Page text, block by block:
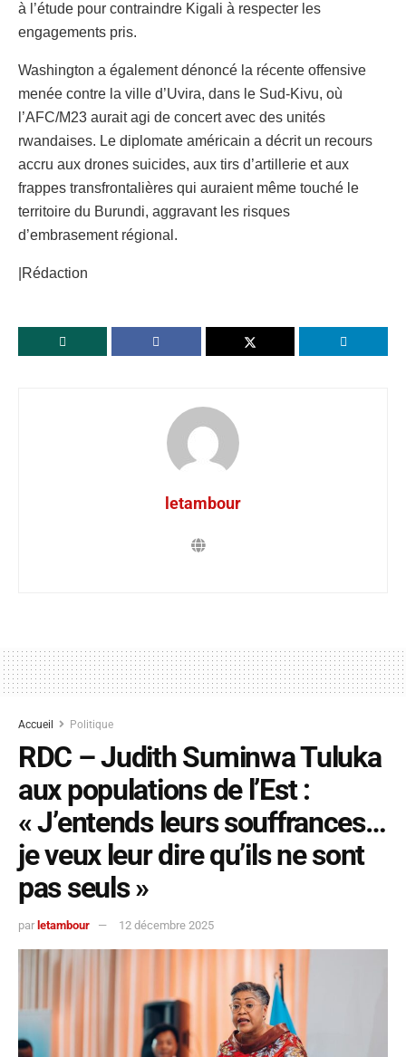
à l’étude pour contraindre Kigali à respecter les
engagements pris.
Washington a également dénoncé la récente offensive
menée contre la ville d’Uvira, dans le Sud-Kivu, où
l’AFC/M23 aurait agi de concert avec des unités
rwandaises. Le diplomate américain a décrit un recours
accru aux drones suicides, aux tirs d’artillerie et aux
frappes transfrontalières qui auraient même touché le
territoire du Burundi, aggravant les risques
d’embrasement régional.
|Rédaction
letambour
Accueil Politique
RDC – Judith Suminwa Tuluka
aux populations de l’Est :
« J’entends leurs souffrances…
je veux leur dire qu’ils ne sont
pas seuls »
par letambour 12 décembre 2025